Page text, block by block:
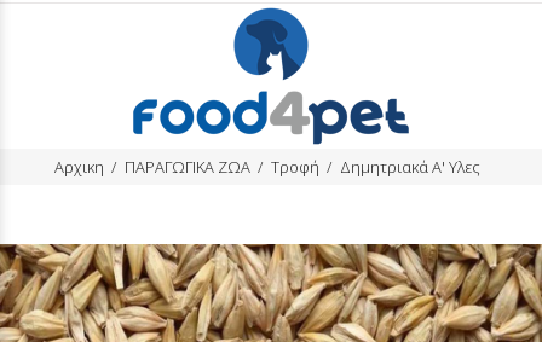
Αρχικη ΠΑΡΑΓΩΓΙΚΑ ΖΩΑ Τροφή Δημητριακά Α' Υλες